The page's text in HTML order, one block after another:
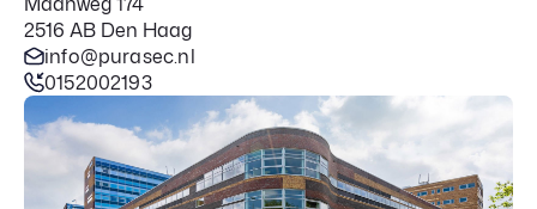
2516 AB Den Haag
info@purasec.nl
0152002193